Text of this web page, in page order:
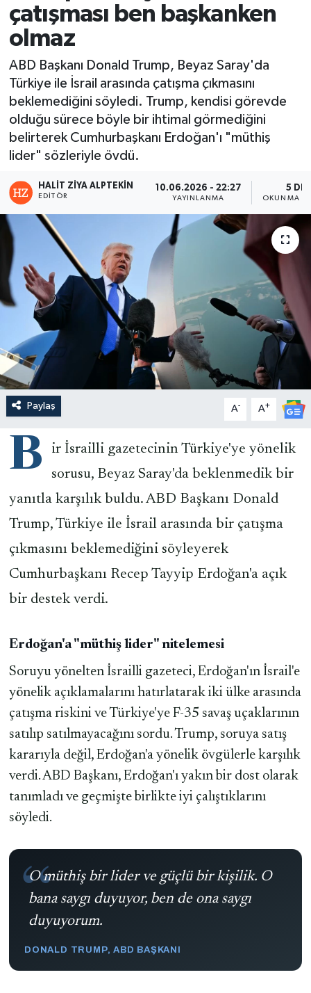
çatışması ben başkanken
olmaz
ABD Başkanı Donald Trump, Beyaz Saray'da
Türkiye ile İsrail arasında çatışma çıkmasını
beklemediğini söyledi. Trump, kendisi görevde
olduğu sürece böyle bir ihtimal görmediğini
belirterek Cumhurbaşkanı Erdoğan'ı "müthiş
lider" sözleriyle övdü.
HALIT ZIYA ALPTEKIN
EDITÖR
10.06.2026 - 22:27
YAYINLANMA
5 DK
OKUNMA
Paylaş A- A+
B
ir İsrailli gazetecinin Türkiye'ye yönelik
sorusu, Beyaz Saray'da beklenmedik bir
yanıtla karşılık buldu. ABD Başkanı Donald
Trump, Türkiye ile İsrail arasında bir çatışma
çıkmasını beklemediğini söyleyerek
Cumhurbaşkanı Recep Tayyip Erdoğan'a açık
bir destek verdi.
Erdoğan'a "müthiş lider" nitelemesi
Soruyu yönelten İsrailli gazeteci, Erdoğan'ın İsrail'e
yönelik açıklamalarını hatırlatarak iki ülke arasında
çatışma riskini ve Türkiye'ye F-35 savaş uçaklarının
satılıp satılmayacağını sordu. Trump, soruya satış
kararıyla değil, Erdoğan'a yönelik övgülerle karşılık
verdi. ABD Başkanı, Erdoğan'ı yakın bir dost olarak
tanımladı ve geçmişte birlikte iyi çalıştıklarını
söyledi.
O müthiş bir lider ve güçlü bir kişilik. O
bana saygı duyuyor, ben de ona saygı
duyuyorum.
DONALD TRUMP, ABD BAŞKANI